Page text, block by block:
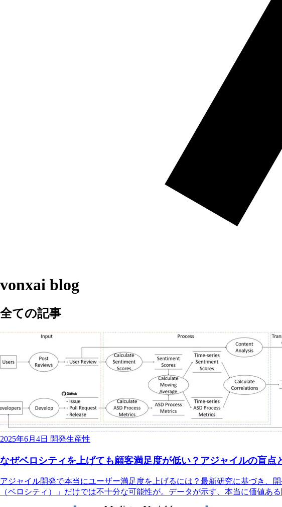
vonxai blog
全ての記事
2025年6月4日 開発生産性
なぜベロシティを上げても顧客満足度が低い？アジャイルの盲点
アジャイル開発で本当にユーザー満足度を上げるには？最新研究に基づき、
（ベロシティ）」だけでは不十分な可能性が。データが示す、本当に価値あ